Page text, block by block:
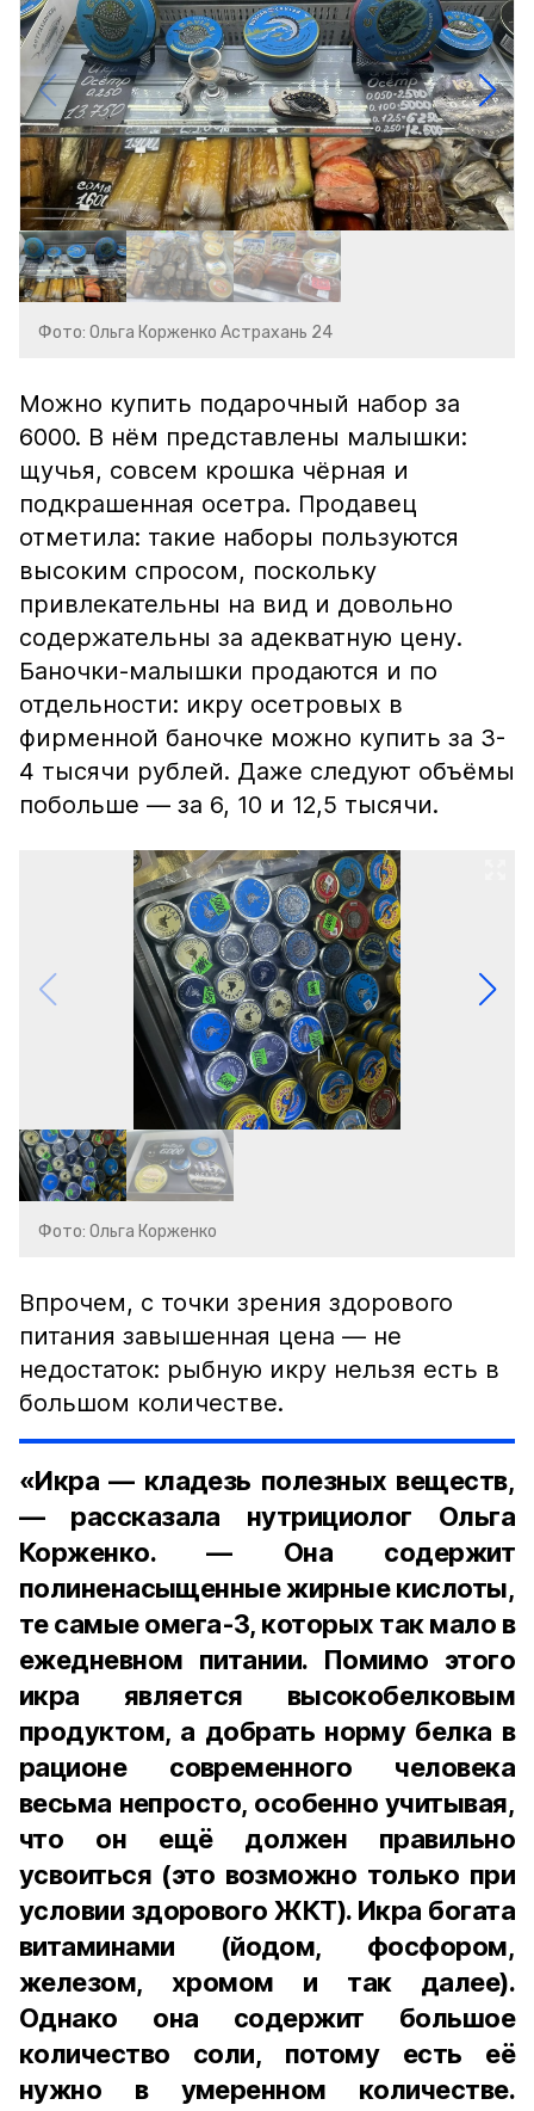
Фото: Ольга Корженко Астрахань 24
Можно купить подарочный набор за
6000. В нём представлены малышки:
щучья, совсем крошка чёрная и
подкрашенная осетра. Продавец
отметила: такие наборы пользуются
высоким спросом, поскольку
привлекательны на вид и довольно
содержательны за адекватную цену.
Баночки-малышки продаются и по
отдельности: икру осетровых в
фирменной баночке можно купить за 3-
4 тысячи рублей. Даже следуют объёмы
побольше — за 6, 10 и 12,5 тысячи.
Фото: Ольга Корженко
Впрочем, с точки зрения здорового
питания завышенная цена — не
недостаток: рыбную икру нельзя есть в
большом количестве.
«Икра — кладезь полезных веществ,
— рассказала нутрициолог Ольга
Корженко. — Она содержит
полиненасыщенные жирные кислоты,
те самые омега-3, которых так мало в
ежедневном питании. Помимо этого
икра является высокобелковым
продуктом, а добрать норму белка в
рационе современного человека
весьма непросто, особенно учитывая,
что он ещё должен правильно
усвоиться (это возможно только при
условии здорового ЖКТ). Икра богата
витаминами (йодом, фосфором,
железом, хромом и так далее).
Однако она содержит большое
количество соли, потому есть её
нужно в умеренном количестве.